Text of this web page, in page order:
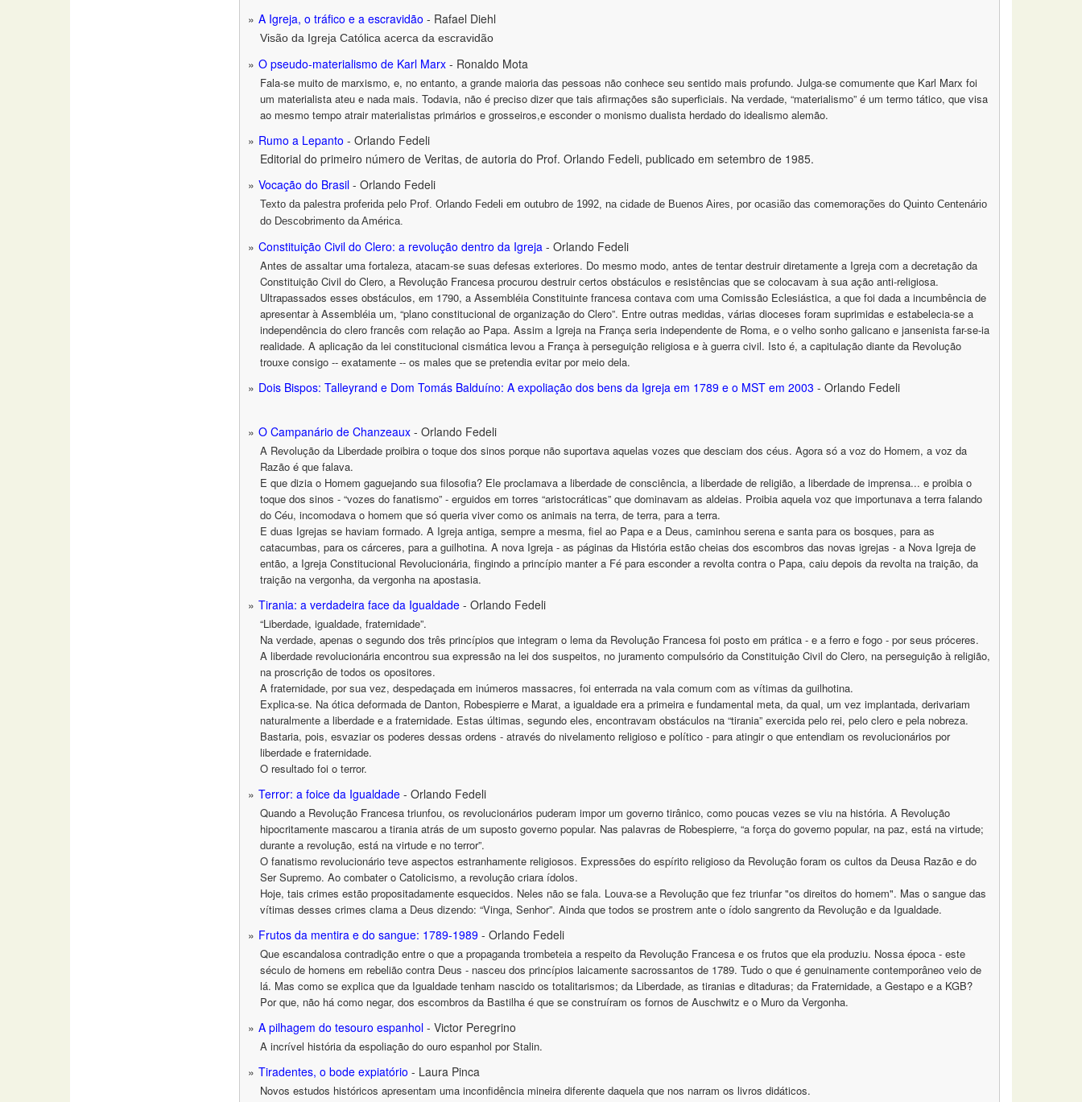
A Igreja, o tráfico e a escravidão - Rafael Diehl
Visão da Igreja Católica acerca da escravidão
O pseudo-materialismo de Karl Marx - Ronaldo Mota
Fala-se muito de marxismo, e, no entanto, a grande maioria das pessoas não conhece seu sentido mais profundo. Julga-se comumente que Karl Marx foi
um materialista ateu e nada mais. Todavia, não é preciso dizer que tais afirmações são superficiais. Na verdade, “materialismo” é um termo tático, que visa
ao mesmo tempo atrair materialistas primários e grosseiros,e esconder o monismo dualista herdado do idealismo alemão.
Rumo a Lepanto - Orlando Fedeli
Editorial do primeiro número de Veritas, de autoria do Prof. Orlando Fedeli, publicado em setembro de 1985.
Vocação do Brasil - Orlando Fedeli
Texto da palestra proferida pelo Prof. Orlando Fedeli em outubro de 1992, na cidade de Buenos Aires, por ocasião das comemorações do Quinto Centenário
do Descobrimento da América.
Constituição Civil do Clero: a revolução dentro da Igreja - Orlando Fedeli
Antes de assaltar uma fortaleza, atacam-se suas defesas exteriores. Do mesmo modo, antes de tentar destruir diretamente a Igreja com a decretação da
Constituição Civil do Clero, a Revolução Francesa procurou destruir certos obstáculos e resistências que se colocavam à sua ação anti-religiosa.
Ultrapassados esses obstáculos, em 1790, a Assembléia Constituinte francesa contava com uma Comissão Eclesiástica, a que foi dada a incumbência de
apresentar à Assembléia um, “plano constitucional de organização do Clero”. Entre outras medidas, várias dioceses foram suprimidas e estabelecia-se a
independência do clero francês com relação ao Papa. Assim a Igreja na França seria independente de Roma, e o velho sonho galicano e jansenista far-se-ia
realidade. A aplicação da lei constitucional cismática levou a França à perseguição religiosa e à guerra civil. Isto é, a capitulação diante da Revolução
trouxe consigo -- exatamente -- os males que se pretendia evitar por meio dela.
Dois Bispos: Talleyrand e Dom Tomás Balduíno: A expoliação dos bens da Igreja em 1789 e o MST em 2003 - Orlando Fedeli
O Campanário de Chanzeaux - Orlando Fedeli
A Revolução da Liberdade proibira o toque dos sinos porque não suportava aquelas vozes que desciam dos céus. Agora só a voz do Homem, a voz da
Razão é que falava.
E que dizia o Homem gaguejando sua filosofia? Ele proclamava a liberdade de consciência, a liberdade de religião, a liberdade de imprensa... e proibia o
toque dos sinos - “vozes do fanatismo” - erguidos em torres “aristocráticas” que dominavam as aldeias. Proibia aquela voz que importunava a terra falando
do Céu, incomodava o homem que só queria viver como os animais na terra, de terra, para a terra.
E duas Igrejas se haviam formado. A Igreja antiga, sempre a mesma, fiel ao Papa e a Deus, caminhou serena e santa para os bosques, para as
catacumbas, para os cárceres, para a guilhotina. A nova Igreja - as páginas da História estão cheias dos escombros das novas igrejas - a Nova Igreja de
então, a Igreja Constitucional Revolucionária, fingindo a princípio manter a Fé para esconder a revolta contra o Papa, caiu depois da revolta na traição, da
traição na vergonha, da vergonha na apostasia.
Tirania: a verdadeira face da Igualdade - Orlando Fedeli
“Liberdade, igualdade, fraternidade”.
Na verdade, apenas o segundo dos três princípios que integram o lema da Revolução Francesa foi posto em prática - e a ferro e fogo - por seus próceres.
A liberdade revolucionária encontrou sua expressão na lei dos suspeitos, no juramento compulsório da Constituição Civil do Clero, na perseguição à religião,
na proscrição de todos os opositores.
A fraternidade, por sua vez, despedaçada em inúmeros massacres, foi enterrada na vala comum com as vítimas da guilhotina.
Explica-se. Na ótica deformada de Danton, Robespierre e Marat, a igualdade era a primeira e fundamental meta, da qual, um vez implantada, derivariam
naturalmente a liberdade e a fraternidade. Estas últimas, segundo eles, encontravam obstáculos na “tirania” exercida pelo rei, pelo clero e pela nobreza.
Bastaria, pois, esvaziar os poderes dessas ordens - através do nivelamento religioso e político - para atingir o que entendiam os revolucionários por
liberdade e fraternidade.
O resultado foi o terror.
Terror: a foice da Igualdade - Orlando Fedeli
Quando a Revolução Francesa triunfou, os revolucionários puderam impor um governo tirânico, como poucas vezes se viu na história. A Revolução
hipocritamente mascarou a tirania atrás de um suposto governo popular. Nas palavras de Robespierre, “a força do governo popular, na paz, está na virtude;
durante a revolução, está na virtude e no terror”.
O fanatismo revolucionário teve aspectos estranhamente religiosos. Expressões do espírito religioso da Revolução foram os cultos da Deusa Razão e do
Ser Supremo. Ao combater o Catolicismo, a revolução criara ídolos.
Hoje, tais crimes estão propositadamente esquecidos. Neles não se fala. Louva-se a Revolução que fez triunfar "os direitos do homem". Mas o sangue das
vítimas desses crimes clama a Deus dizendo: “Vinga, Senhor”. Ainda que todos se prostrem ante o ídolo sangrento da Revolução e da Igualdade.
Frutos da mentira e do sangue: 1789-1989 - Orlando Fedeli
Que escandalosa contradição entre o que a propaganda trombeteia a respeito da Revolução Francesa e os frutos que ela produziu. Nossa época - este
século de homens em rebelião contra Deus - nasceu dos princípios laicamente sacrossantos de 1789. Tudo o que é genuinamente contemporâneo veio de
lá. Mas como se explica que da Igualdade tenham nascido os totalitarismos; da Liberdade, as tiranias e ditaduras; da Fraternidade, a Gestapo e a KGB?
Por que, não há como negar, dos escombros da Bastilha é que se construíram os fornos de Auschwitz e o Muro da Vergonha.
A pilhagem do tesouro espanhol - Victor Peregrino
A incrível história da espoliação do ouro espanhol por Stalin.
Tiradentes, o bode expiatório - Laura Pinca
Novos estudos históricos apresentam uma inconfidência mineira diferente daquela que nos narram os livros didáticos.